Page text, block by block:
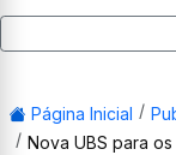
Página Inicial
Nova UBS para